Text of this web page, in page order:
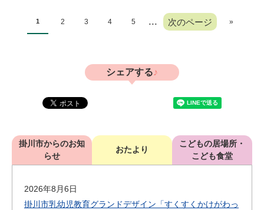
1 2 3 4 5 ... 次のページ »
シェアする
掛川市からのお知
らせ
おたより
こどもの居場所・
こども食堂
2026年8月6日
掛川市乳幼児教育グランドデザイン「すくすくかけがわっ